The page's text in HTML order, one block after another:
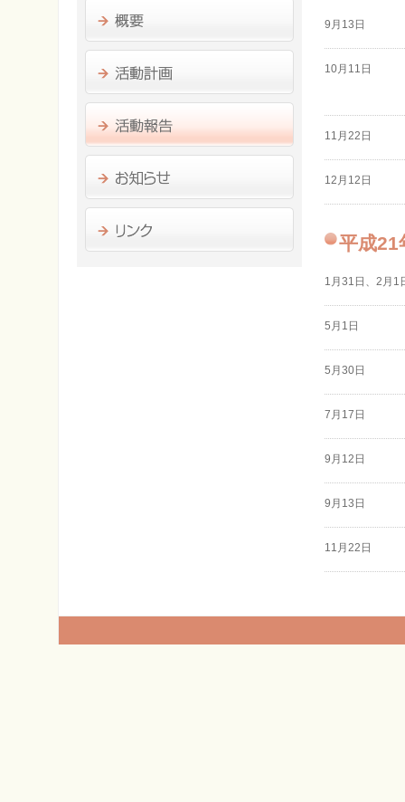
9月13日
10月11日
11月22日
12月12日
平成21
1月31日、2月1
5月1日
5月30日
7月17日
9月12日
9月13日
11月22日